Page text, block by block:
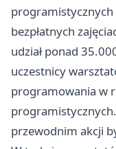
programistycznych
bezpłatnych
udział ponad
uczestnicy
programowania w
przewodnim akcji